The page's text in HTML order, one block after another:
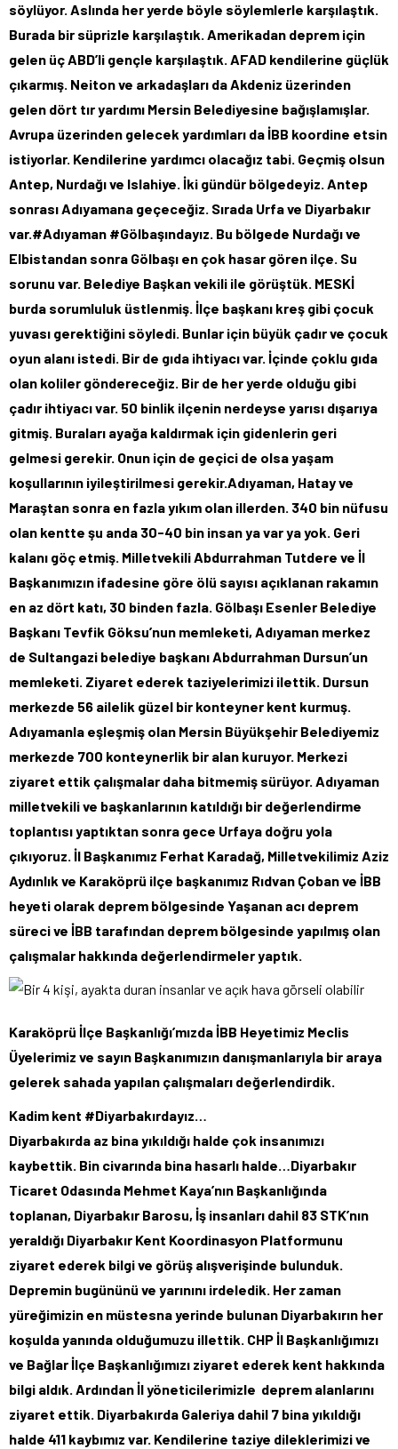
söylüyor. Aslında her yerde böyle söylemlerle karşılaştık.
Burada bir süprizle karşılaştık. Amerikadan deprem için
gelen üç ABD’li gençle karşılaştık. AFAD kendilerine güçlük
çıkarmış. Neiton ve arkadaşları da Akdeniz üzerinden
gelen dört tır yardımı Mersin Belediyesine bağışlamışlar.
Avrupa üzerinden gelecek yardımları da İBB koordine etsin
istiyorlar. Kendilerine yardımcı olacağız tabi. Geçmiş olsun
Antep, Nurdağı ve Islahiye. İki gündür bölgedeyiz. Antep
sonrası Adıyamana geçeceğiz. Sırada Urfa ve Diyarbakır
var.#Adıyaman #Gölbaşındayız. Bu bölgede Nurdağı ve
Elbistandan sonra Gölbaşı en çok hasar gören ilçe. Su
sorunu var. Belediye Başkan vekili ile görüştük. MESKİ
burda sorumluluk üstlenmiş. İlçe başkanı kreş gibi çocuk
yuvası gerektiğini söyledi. Bunlar için büyük çadır ve çocuk
oyun alanı istedi. Bir de gıda ihtiyacı var. İçinde çoklu gıda
olan koliler göndereceğiz. Bir de her yerde olduğu gibi
çadır ihtiyacı var. 50 binlik ilçenin nerdeyse yarısı dışarıya
gitmiş. Buraları ayağa kaldırmak için gidenlerin geri
gelmesi gerekir. Onun için de geçici de olsa yaşam
koşullarının iyileştirilmesi gerekir.Adıyaman, Hatay ve
Maraştan sonra en fazla yıkım olan illerden. 340 bin nüfusu
olan kentte şu anda 30-40 bin insan ya var ya yok. Geri
kalanı göç etmiş. Milletvekili Abdurrahman Tutdere ve İl
Başkanımızın ifadesine göre ölü sayısı açıklanan rakamın
en az dört katı, 30 binden fazla. Gölbaşı Esenler Belediye
Başkanı Tevfik Göksu’nun memleketi, Adıyaman merkez
de Sultangazi belediye başkanı Abdurrahman Dursun’un
memleketi. Ziyaret ederek taziyelerimizi ilettik. Dursun
merkezde 56 ailelik güzel bir konteyner kent kurmuş.
Adıyamanla eşleşmiş olan Mersin Büyükşehir Belediyemiz
merkezde 700 konteynerlik bir alan kuruyor. Merkezi
ziyaret ettik çalışmalar daha bitmemiş sürüyor. Adıyaman
milletvekili ve başkanlarının katıldığı bir değerlendirme
toplantısı yaptıktan sonra gece Urfaya doğru yola
çıkıyoruz. İl Başkanımız Ferhat Karadağ, Milletvekilimiz Aziz
Aydınlık ve Karaköprü ilçe başkanımız Rıdvan Çoban ve İBB
heyeti olarak deprem bölgesinde Yaşanan acı deprem
süreci ve İBB tarafından deprem bölgesinde yapılmış olan
çalışmalar hakkında değerlendirmeler yaptık.
Karaköprü İlçe Başkanlığı’mızda İBB Heyetimiz Meclis
Üyelerimiz ve sayın Başkanımızın danışmanlarıyla bir araya
gelerek sahada yapılan çalışmaları değerlendirdik.
Kadim kent #Diyarbakırdayız…
Diyarbakırda az bina yıkıldığı halde çok insanımızı
kaybettik. Bin civarında bina hasarlı halde…Diyarbakır
Ticaret Odasında Mehmet Kaya’nın Başkanlığında
toplanan, Diyarbakır Barosu, İş insanları dahil 83 STK’nın
yeraldığı Diyarbakır Kent Koordinasyon Platformunu
ziyaret ederek bilgi ve görüş alışverişinde bulunduk.
Depremin bugününü ve yarınını irdeledik. Her zaman
yüreğimizin en müstesna yerinde bulunan Diyarbakırın her
koşulda yanında olduğumuzu illettik. CHP İl Başkanlığımızı
ve Bağlar İlçe Başkanlığımızı ziyaret ederek kent hakkında
bilgi aldık. Ardından İl yöneticilerimizle deprem alanlarını
ziyaret ettik. Diyarbakırda Galeriya dahil 7 bina yıkıldığı
halde 411 kaybımız var. Kendilerine taziye dileklerimizi ve